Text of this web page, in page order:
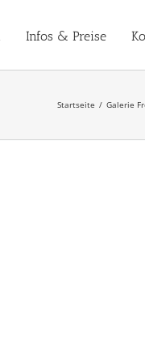
Infos & Preise
Startseite Galerie